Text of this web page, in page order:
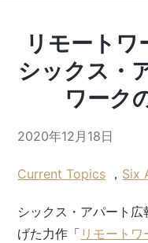
リモートワ
シックス・
ワーク
2020年12月18日
Current Topics ， Six
シックス・アパート
げた力作「 リモートワ